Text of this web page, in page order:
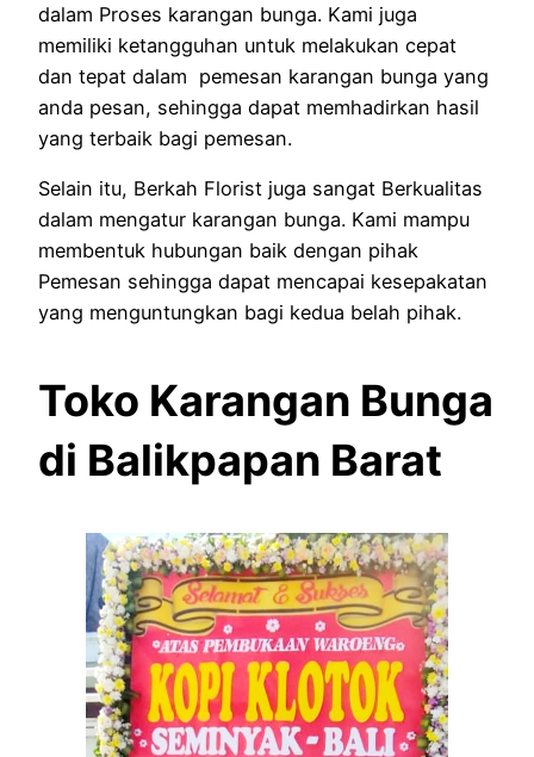
dalam Proses karangan bunga. Kami juga
memiliki ketangguhan untuk melakukan cepat
dan tepat dalam pemesan karangan bunga yang
anda pesan, sehingga dapat memhadirkan hasil
yang terbaik bagi pemesan.
Selain itu, Berkah Florist juga sangat Berkualitas
dalam mengatur karangan bunga. Kami mampu
membentuk hubungan baik dengan pihak
Pemesan sehingga dapat mencapai kesepakatan
yang menguntungkan bagi kedua belah pihak.
Toko Karangan Bunga
di Balikpapan Barat